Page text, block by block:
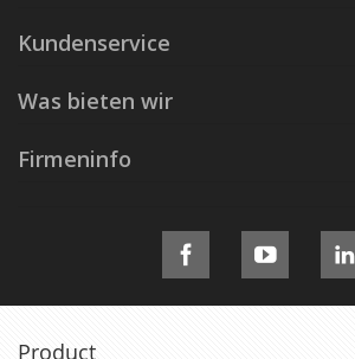
Kundenservice
Was bieten wir
Firmeninfo
Product